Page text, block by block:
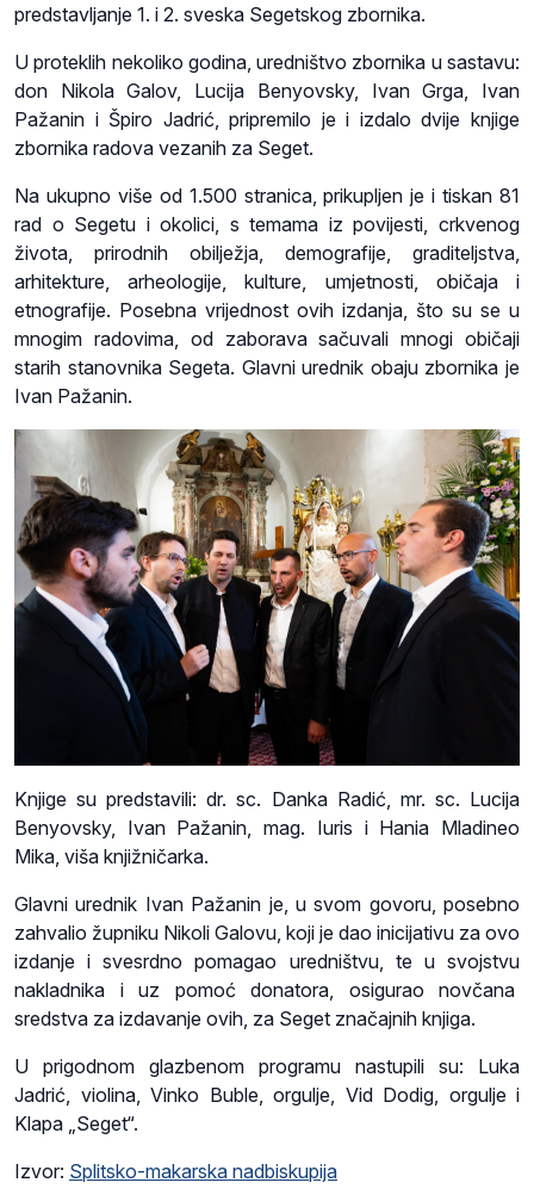
predstavljanje 1. i 2. sveska Segetskog zbornika.
U proteklih nekoliko godina, uredništvo zbornika u sastavu:
don Nikola Galov, Lucija Benyovsky, Ivan Grga, Ivan
Pažanin i Špiro Jadrić, pripremilo je i izdalo dvije knjige
zbornika radova vezanih za Seget.
Na ukupno više od 1.500 stranica, prikupljen je i tiskan 81
rad o Segetu i okolici, s temama iz povijesti, crkvenog
života, prirodnih obilježja, demografije, graditeljstva,
arhitekture, arheologije, kulture, umjetnosti, običaja i
etnografije. Posebna vrijednost ovih izdanja, što su se u
mnogim radovima, od zaborava sačuvali mnogi običaji
starih stanovnika Segeta. Glavni urednik obaju zbornika je
Ivan Pažanin.
Knjige su predstavili: dr. sc. Danka Radić, mr. sc. Lucija
Benyovsky, Ivan Pažanin, mag. Iuris i Hania Mladineo
Mika, viša knjižničarka.
Glavni urednik Ivan Pažanin je, u svom govoru, posebno
zahvalio župniku Nikoli Galovu, koji je dao inicijativu za ovo
izdanje i svesrdno pomagao uredništvu, te u svojstvu
nakladnika i uz pomoć donatora, osigurao novčana
sredstva za izdavanje ovih, za Seget značajnih knjiga.
U prigodnom glazbenom programu nastupili su: Luka
Jadrić, violina, Vinko Buble, orgulje, Vid Dodig, orgulje i
Klapa „Seget“.
Izvor: Splitsko-makarska nadbiskupija